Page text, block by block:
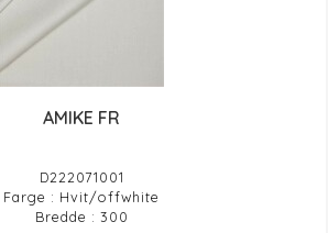
AMIKE FR
D222071001
Farge : Hvit/offwhite
Bredde : 300